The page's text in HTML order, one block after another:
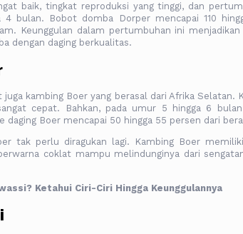
baik, tingkat reproduksi yang tinggi, dan
bulan. Bobot domba Dorper mencapai 110
Keunggulan dalam pertumbuhan ini
dengan daging berkualitas.
kambing Boer yang berasal dari Afrika Selatan.
cepat. Bahkan, pada umur 5 hingga 6
daging Boer mencapai 50 hingga 55 persen dari
tak perlu diragukan lagi. Kambing Boer
coklat mampu melindunginya dari
Ketahui Ciri-Ciri Hingga Keunggulannya